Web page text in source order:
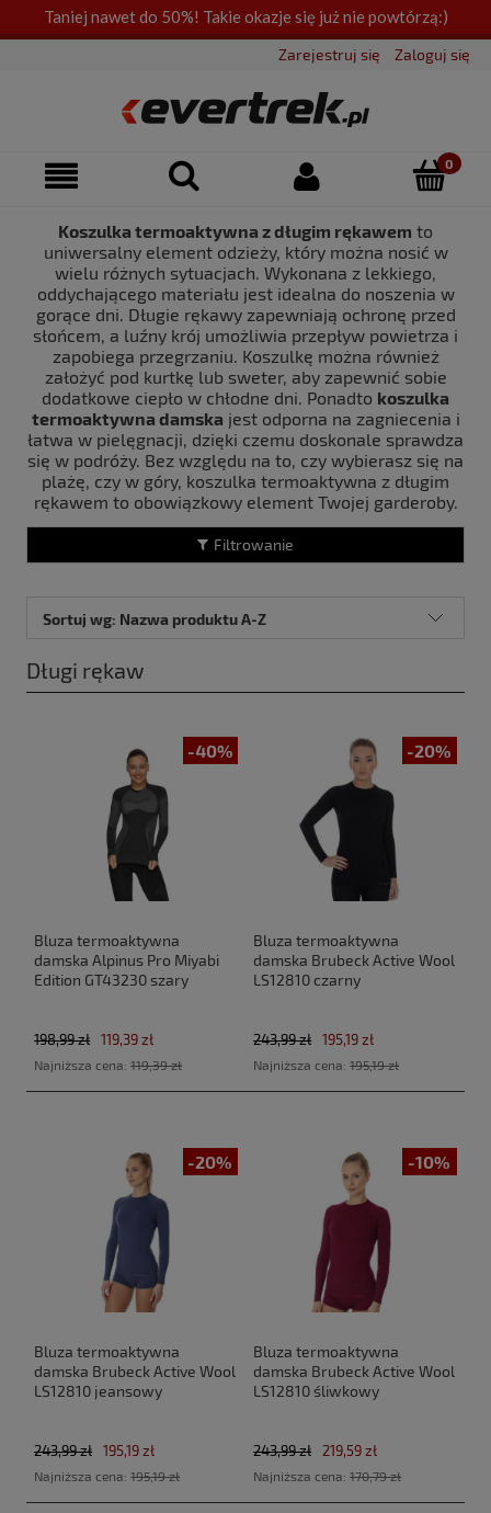
Taniej nawet do 50%! Takie okazje się już nie powtórzą:)
Zarejestruj się Zaloguj się
Filtrowanie
Koszulka termoaktywna z długim rękawem to
uniwersalny element odzieży, który można nosić w
wielu różnych sytuacjach. Wykonana z lekkiego,
oddychającego materiału jest idealna do noszenia w
gorące dni. Długie rękawy zapewniają ochronę przed
słońcem, a luźny krój umożliwia przepływ powietrza i
zapobiega przegrzaniu. Koszulkę można również
założyć pod kurtkę lub sweter, aby zapewnić sobie
dodatkowe ciepło w chłodne dni. Ponadto koszulka
termoaktywna damska jest odporna na zagniecenia i
łatwa w pielęgnacji, dzięki czemu doskonale sprawdza
się w podróży. Bez względu na to, czy wybierasz się na
plażę, czy w góry, koszulka termoaktywna z długim
rękawem to obowiązkowy element Twojej garderoby.
Długi rękaw
Sortuj wg: Nazwa produktu A-Z
-40%
Bluza termoaktywna
damska Alpinus Pro Miyabi
Edition GT43230 szary
119,39 zł
198,99 zł
Najniższa cena:119,39 zł
-20%
Bluza termoaktywna
damska Brubeck Active Wool
LS12810 czarny
195,19 zł
243,99 zł
Najniższa cena:195,19 zł
-20%
Bluza termoaktywna
damska Brubeck Active Wool
LS12810 jeansowy
195,19 zł
243,99 zł
Najniższa cena:195,19 zł
-10%
Bluza termoaktywna
damska Brubeck Active Wool
LS12810 śliwkowy
219,59 zł
243,99 zł
Najniższa cena:170,79 zł